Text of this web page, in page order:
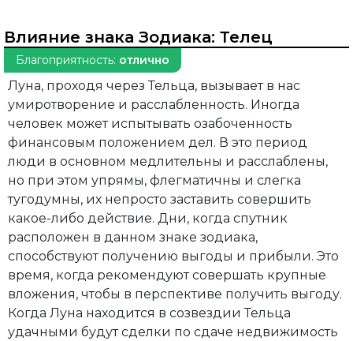
Влияние знака Зодиака: Телец
Благоприятность: отлично
Луна, проходя через Тельца, вызывает в нас
умиротворение и расслабленность. Иногда
человек может испытывать озабоченность
финансовым положением дел. В это период
люди в основном медлительны и расслаблены,
но при этом упрямы, флегматичны и слегка
тугодумны, их непросто заставить совершить
какое-либо действие. Дни, когда спутник
расположен в данном знаке зодиака,
способствуют получению выгоды и прибыли. Это
время, когда рекомендуют совершать крупные
вложения, чтобы в перспективе получить выгоду.
Когда Луна находится в созвездии Тельца
удачными будут сделки по сдаче недвижимость